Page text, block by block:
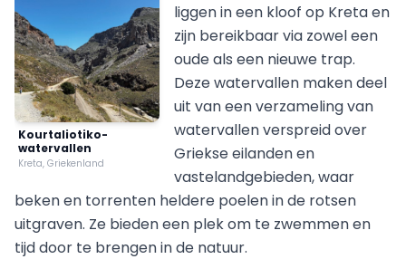
Kourtaliotiko-
watervallen
Kreta, Griekenland
liggen in een kloof op Kreta en
zijn bereikbaar via zowel een
oude als een nieuwe trap.
Deze watervallen maken deel
uit van een verzameling van
watervallen verspreid over
Griekse eilanden en
vastelandgebieden, waar
beken en torrenten heldere poelen in de rotsen
uitgraven. Ze bieden een plek om te zwemmen en
tijd door te brengen in de natuur.